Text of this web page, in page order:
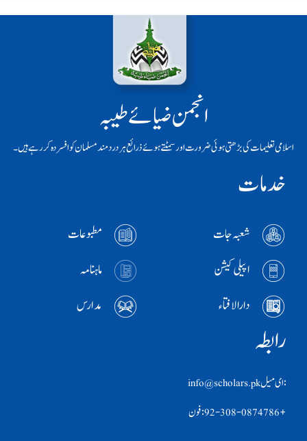
انجمن ضیائے طیبہ
اسلامی تعلیمات کی بڑھتی ہوئی ضرورت اور سمٹتے ہوئے ذرائع ہر دردمند مسلمان کو افسردہ کر رہے ہیں۔
خدمات
شعبہ جات
مطبوعات
اپیلی کیشن
ماہنامہ
دارالافتاء
مدارس
رابطہ
:ای ميل info@scholars.pk
+92-308-0874786 :فون